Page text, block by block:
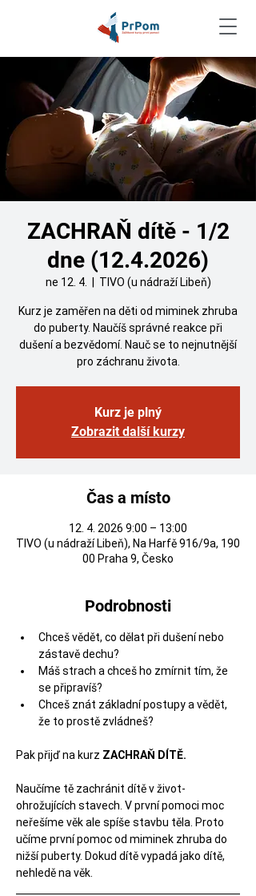
ZACHRAŇ dítě - 1/2
dne (12.4.2026)
ne 12. 4. TIVO (u nádraží Libeň)
Kurz je zaměřen na děti od miminek zhruba
do puberty. Naučíš správné reakce při
dušení a bezvědomí. Nauč se to nejnutnější
pro záchranu života.
Kurz je plný
Zobrazit další kurzy
Čas a místo
12. 4. 2026 9:00 – 13:00
TIVO (u nádraží Libeň), Na Harfě 916/9a, 190
00 Praha 9, Česko
Podrobnosti
Chceš vědět, co dělat při dušení nebo
zástavě dechu?
Máš strach a chceš ho zmírnit tím, že
se připravíš?
Chceš znát základní postupy a vědět,
že to prostě zvládneš?
Pak přijď na kurz ZACHRAŇ DÍTĚ.
Naučíme tě zachránit dítě v život-
ohrožujících stavech. V první pomoci moc
neřešíme věk ale spíše stavbu těla. Proto
učíme první pomoc od miminek zhruba do
nižší puberty. Dokud dítě vypadá jako dítě,
nehledě na věk.